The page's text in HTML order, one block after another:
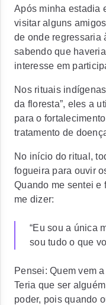
Após minha estadia
visitar alguns
de onde regressaria
sabendo que
interesse em
Nos rituais
da floresta”, eles a
para o
tratamento de
No início do ritual,
fogueira para ouvir
Quando me sentei e
me dizer:
“Eu sou a única
sou tudo o que
Pensei: Quem vem
Teria que ser
poder, pois quando